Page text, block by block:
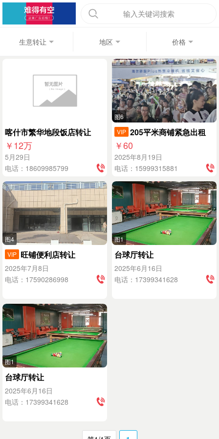
输入关键词搜索
生意转让 地区 价格
喀什市繁华地段饭店转让
￥12万
5月29日
电话：18609985799
图6
VIP 205平米商铺紧急出租
￥60
2025年8月19日
电话：15999315881
图4
VIP 旺铺便利店转让
2025年7月8日
电话：17590286998
图1
台球厅转让
2025年6月16日
电话：17399341628
图1
台球厅转让
2025年6月16日
电话：17399341628